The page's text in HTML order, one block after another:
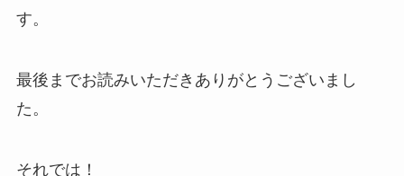
す。
最後までお読みいただきありがとうございまし
た。
それでは！